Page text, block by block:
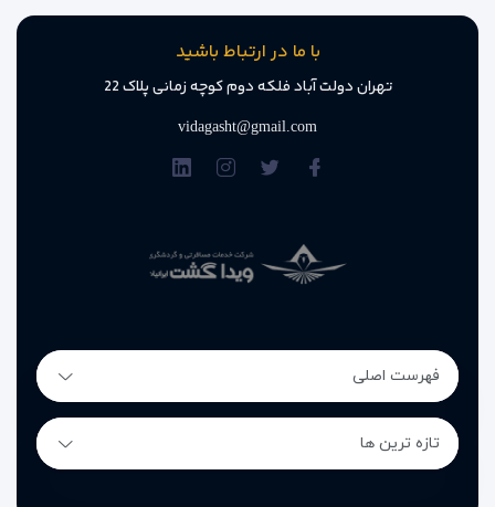
با ما در ارتباط باشید
تهران دولت آباد فلکه دوم کوچه زمانی پلاک 22
vidagasht@gmail.com
فهرست اصلی
تازه ترین ها